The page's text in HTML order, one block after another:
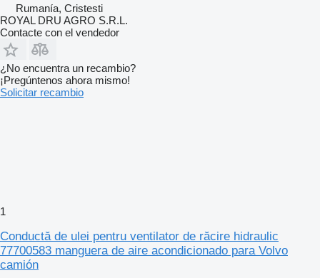
Rumanía, Cristesti
ROYAL DRU AGRO S.R.L.
Contacte con el vendedor
¿No encuentra un recambio?
¡Pregúntenos ahora mismo!
Solicitar recambio
1
Conductă de ulei pentru ventilator de răcire hidraulic
77700583 manguera de aire acondicionado para Volvo
camión